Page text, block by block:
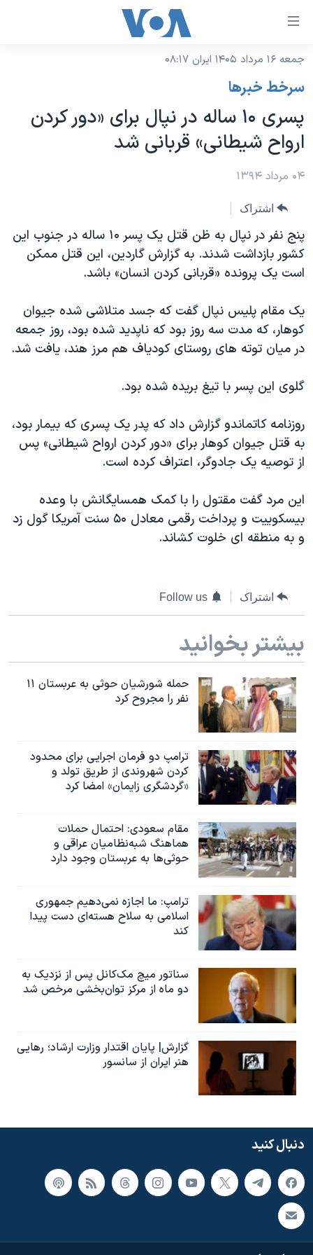
لینکهای
دسترسی
جهش
محتوای
اصلی
به
اصلی
جهش
به
جستجو
نسخه سبک وب‌سایت
موضوع ها
ایران
آمریکا
جهان
گزیده‌ها
ویژه برنامه‌ها
فرهنگ و زندگی
حقوق شهروندی
اسرائیل در جنگ
گالری عکس
برنامه های تلویزیونی
جدول برنامه ها
صفحه‌های ویژه
عملیات خشم حماسی
۲۵۰سالگی آمریکا
بایگانی برنامه‌های تلویزیونی
مستندها
انتخابات ریاست جمهوری آمریکا ۲۰۲۴
ورزش زنان در ایران
اعتراضات زن، زندگی، آزادی
تریبونال مردمی آبان ۹۸
دادگاه حمید نوری
اعتراضات مردمی آبان ۹۸
نرگس محمدی برنده جایزه نوبل صلح
همایش محافظه‌کاران آمریکا «سی‌پک»
صفحه‌های ویژه
سفر پرزیدنت ترامپ به چین
فرکانس‌های صدای آمریکا
پخش رادیویی
دنبال کنید
زبانهای مختلف
جمعه ۱۶ مرداد ۱۴۰۵ ایران ۰۸:۱۷
سرخط خبرها
پسری ۱۰ ساله در نپال برای «دور کردن
ارواح شیطانی» قربانی شد
۰۴ مرداد ۱۳۹۴
اشتراک
پنج نفر در نپال به ظن قتل یک پسر ۱۰ ساله در جنوب این
کشور بازداشت شدند. به گزارش گاردین، این قتل ممکن
است یک پرونده «قربانی کردن انسان» باشد.
یک مقام پلیس نپال گفت که جسد متلاشی شده جیوان
کوهار، که مدت سه روز بود که ناپدید شده بود، روز جمعه
در میان توته های روستای کودیاف هم مرز هند، یافت شد.
گلوی این پسر با تیغ بریده شده بود.
روزنامه کاتماندو گزارش داد که پدر یک پسری که بیمار بود،
به قتل جیوان کوهار برای «دور کردن ارواح شیطانی» پس
از توصیه یک جادوگر، اعتراف کرده است.
این مرد گفت مقتول را با کمک همسایگانش با وعده
بیسکوییت و پرداخت رقمی معادل ۵۰ سنت آمریکا گول زد
و به منطقه ای خلوت کشاند.
اشتراک Follow us
بیشتر بخوانید
حمله شورشیان حوثی به عربستان ۱۱
نفر را مجروح کرد
ترامپ دو فرمان اجرایی برای محدود
کردن شهروندی از طریق تولد و
«گردشگری زایمان» امضا کرد
مقام سعودی: احتمال حملات
هماهنگ شبه‌نظامیان عراقی و
حوثی‌ها به عربستان وجود دارد
ترامپ: ما اجازه نمی‌دهیم جمهوری
اسلامی به سلاح هسته‌ای دست پیدا
کند
سناتور میچ مک‌کانل پس از نزدیک به
دو ماه از مرکز توان‌بخشی مرخص شد
گزارش| پایان اقتدار وزارت ارشاد؛ رهایی
هنر ایران از سانسور
دنبال کنید